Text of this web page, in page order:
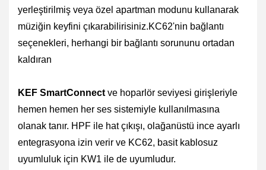
yerleştirilmiş veya özel apartman modunu kullanarak
müziğin keyfini çıkarabilirisiniz.KC62'nin bağlantı
seçenekleri, herhangi bir bağlantı sorununu ortadan
kaldıran
KEF SmartConnectve hoparlör seviyesi girişleriyle
hemen hemen her ses sistemiyle kullanılmasına
olanak tanır. HPF ile hat çıkışı, olağanüstü ince ayarlı
entegrasyona izin verir ve KC62, basit kablosuz
uyumluluk için KW1 ile de uyumludur.